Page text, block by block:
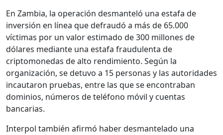
En Zambia, la operación desmanteló una estafa de
inversión en línea que defraudó a más de 65.000
víctimas por un valor estimado de 300 millones de
dólares mediante una estafa fraudulenta de
criptomonedas de alto rendimiento. Según la
organización, se detuvo a 15 personas y las autoridades
incautaron pruebas, entre las que se encontraban
dominios, números de teléfono móvil y cuentas
bancarias.
Interpol también afirmó haber desmantelado una